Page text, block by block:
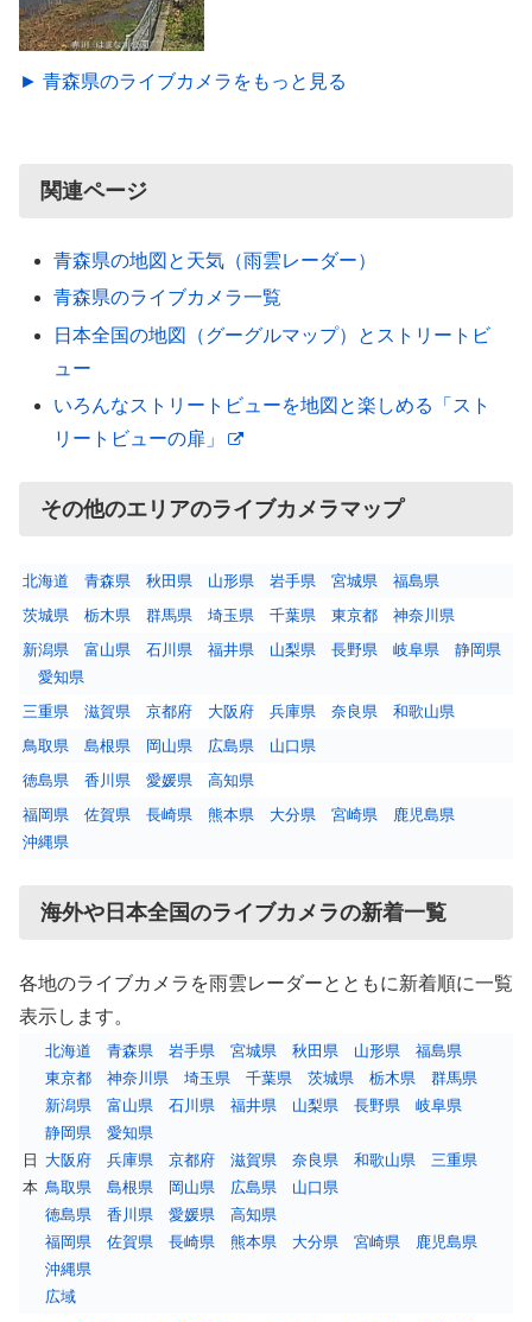
► 青森県のライブカメラをもっと見る
関連ページ
青森県の地図と天気（雨雲レーダー）
青森県のライブカメラ一覧
日本全国の地図（グーグルマップ）とストリートビ
ュー
いろんなストリートビューを地図と楽しめる「スト
リートビューの扉」
その他のエリアのライブカメラマップ
北海道 青森県 秋田県 山形県 岩手県 宮城県
福島県
茨城県
栃木県 群馬県 埼玉県 千葉県 東京都
神奈川県
新潟県
富山県 石川県 福井県 山梨県 長野県 岐阜県
静岡県
愛知県
三重県
滋賀県 京都府 大阪府 兵庫県 奈良県
和歌山県
鳥取県
島根県 岡山県 広島県
山口県
徳島県
香川県 愛媛県
高知県
福岡県
佐賀県 長崎県 熊本県 大分県 宮崎県
鹿児島県
沖縄県
海外や日本全国のライブカメラの新着一覧
各地のライブカメラを雨雲レーダーとともに新着順に一覧
表示します。
日
本
北海道 青森県 岩手県 宮城県 秋田県 山形県
福島県
東京都
神奈川県 埼玉県 千葉県 茨城県 栃木県
群馬県
新潟県
富山県 石川県 福井県 山梨県 長野県
岐阜県
静岡県
愛知県
大阪府
兵庫県 京都府 滋賀県 奈良県 和歌山県
三重県
鳥取県
島根県 岡山県 広島県
山口県
徳島県
香川県 愛媛県
高知県
福岡県
佐賀県 長崎県 熊本県 大分県 宮崎県
鹿児島県
沖縄県
広域